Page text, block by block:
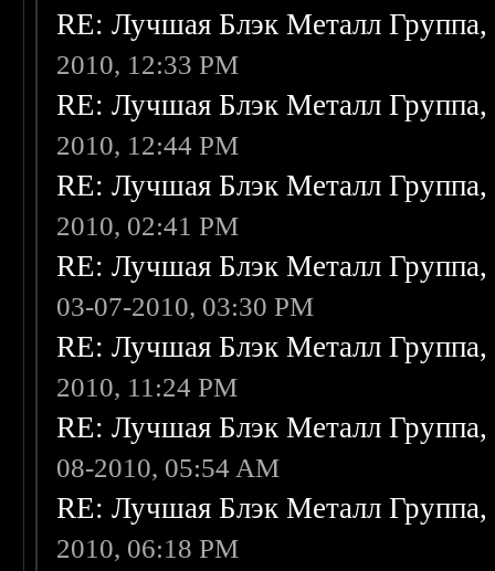
RE: Лучшая Блэк Металл
2010, 12:33 PM
RE: Лучшая Блэк Металл
2010, 12:44 PM
RE: Лучшая Блэк Металл
2010, 02:41 PM
RE: Лучшая Блэк Металл
03-07-2010, 03:30 PM
RE: Лучшая Блэк Металл
2010, 11:24 PM
RE: Лучшая Блэк Металл
08-2010, 05:54 AM
RE: Лучшая Блэк Металл
2010, 06:18 PM